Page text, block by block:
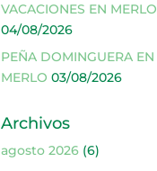
VACACIONES EN MERLO
04/08/2026
PEÑA DOMINGUERA EN
MERLO 03/08/2026
Archivos
agosto 2026(6)